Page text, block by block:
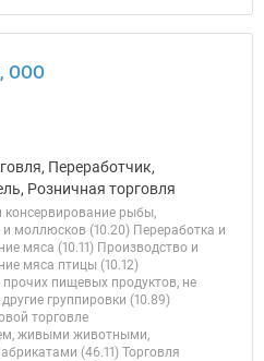
ООО
Переработчик,
Розничная торговля
консервирование рыбы,
моллюсков (10.20) Переработка и
мяса (10.11) Производство и
мяса птицы (10.12)
пищевых продуктов, не
группировки (10.89)
торговле
живыми животными,
(46.11) Торговля